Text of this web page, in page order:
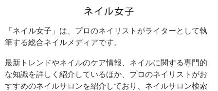
「ネイル女子」は、プロのネイリストがライターとして執
筆する総合ネイルメディアです。
最新トレンドやネイルのケア情報、ネイルに関する専門的
な知識を詳しく紹介しているほか、プロのネイリストがお
すすめのネイルサロンを紹介しており、ネイルサロン検索